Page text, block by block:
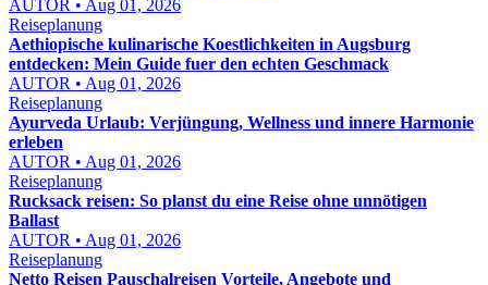
AUTOR • Aug 01, 2026
Reiseplanung
Aethiopische kulinarische Koestlichkeiten in Augsburg
entdecken: Mein Guide fuer den echten Geschmack
AUTOR • Aug 01, 2026
Reiseplanung
Ayurveda Urlaub: Verjüngung, Wellness und innere Harmonie
erleben
AUTOR • Aug 01, 2026
Reiseplanung
Rucksack reisen: So planst du eine Reise ohne unnötigen
Ballast
AUTOR • Aug 01, 2026
Reiseplanung
Netto Reisen Pauschalreisen Vorteile, Angebote und